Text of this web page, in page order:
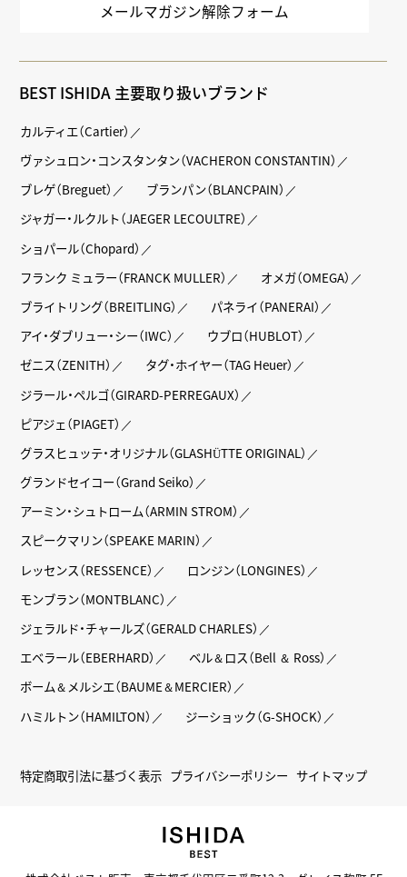
メールマガジン解除フォーム
BEST ISHIDA 主要取り扱いブランド
カルティエ（Cartier）
ヴァシュロン・コンスタンタン（VACHERON CONSTANTIN）
ブレゲ（Breguet）
ブランパン（BLANCPAIN）
ジャガー・ルクルト（JAEGER LECOULTRE）
ショパール（Chopard）
フランク ミュラー（FRANCK MULLER）
オメガ（OMEGA）
ブライトリング（BREITLING）
パネライ（PANERAI）
アイ・ダブリュー・シー（IWC）
ウブロ（HUBLOT）
ゼニス（ZENITH）
タグ・ホイヤー（TAG Heuer）
ジラール・ペルゴ（GIRARD-PERREGAUX）
ピアジェ（PIAGET）
グラスヒュッテ・オリジナル（GLASHÜTTE ORIGINAL）
グランドセイコー（Grand Seiko）
アーミン・シュトローム（ARMIN STROM）
スピークマリン（SPEAKE MARIN）
レッセンス（RESSENCE）
ロンジン（LONGINES）
モンブラン（MONTBLANC）
ジェラルド・チャールズ（GERALD CHARLES）
エベラール（EBERHARD）
ベル＆ロス（Bell ＆ Ross）
ボーム＆メルシエ（BAUME＆MERCIER）
ハミルトン（HAMILTON）
ジーショック（G-SHOCK）
特定商取引法に基づく表示 プライバシーポリシー サイトマップ